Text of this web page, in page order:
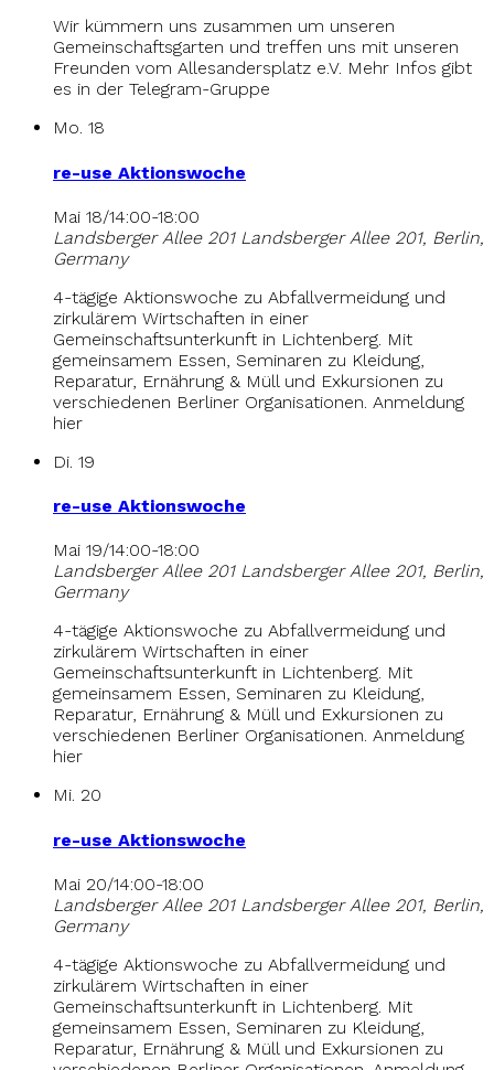
Wir kümmern uns zusammen um unseren
Gemeinschaftsgarten und treffen uns mit unseren
Freunden vom Allesandersplatz e.V. Mehr Infos gibt
es in der Telegram-Gruppe
Mo. 18
re-use Aktionswoche
Mai 18/14:00-18:00
Landsberger Allee 201 Landsberger Allee 201, Berlin,
Germany
4-tägige Aktionswoche zu Abfallvermeidung und
zirkulärem Wirtschaften in einer
Gemeinschaftsunterkunft in Lichtenberg. Mit
gemeinsamem Essen, Seminaren zu Kleidung,
Reparatur, Ernährung & Müll und Exkursionen zu
verschiedenen Berliner Organisationen. Anmeldung
hier
Di. 19
re-use Aktionswoche
Mai 19/14:00-18:00
Landsberger Allee 201 Landsberger Allee 201, Berlin,
Germany
4-tägige Aktionswoche zu Abfallvermeidung und
zirkulärem Wirtschaften in einer
Gemeinschaftsunterkunft in Lichtenberg. Mit
gemeinsamem Essen, Seminaren zu Kleidung,
Reparatur, Ernährung & Müll und Exkursionen zu
verschiedenen Berliner Organisationen. Anmeldung
hier
Mi. 20
re-use Aktionswoche
Mai 20/14:00-18:00
Landsberger Allee 201 Landsberger Allee 201, Berlin,
Germany
4-tägige Aktionswoche zu Abfallvermeidung und
zirkulärem Wirtschaften in einer
Gemeinschaftsunterkunft in Lichtenberg. Mit
gemeinsamem Essen, Seminaren zu Kleidung,
Reparatur, Ernährung & Müll und Exkursionen zu